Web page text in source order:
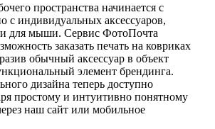
пространства начинается с
с индивидуальных аксессуаров,
для мыши. Сервис ФотоПочта
заказать печать на ковриках
обычный аксессуар в объект
элемент брендинга.
дизайна теперь доступно
простому и интуитивно понятному
наш сайт или мобильное